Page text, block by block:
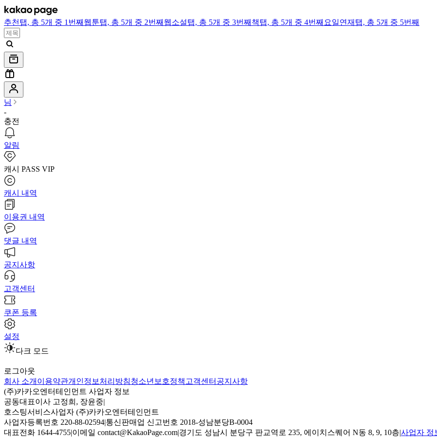
추천 탭, 총 5개 중 1번째 웹툰탭, 총 5개 중 2번째 웹소설탭, 총 5개 중 3번째 책탭, 총 5개 중 4번째 요일연재 탭, 총 5개 중 5번째
님
-
충전
알림
캐시 PASS VIP
캐시 내역
이용권 내역
댓글 내역
공지사항
고객센터
쿠폰 등록
설정
다크 모드
로그아웃
회사 소개 이용약관개인정보처리방침청소년보호정책 고객센터 공지사항
(주)카카오엔터테인먼트 사업자 정보
공동대표이사 고정희, 장윤중|
호스팅서비스사업자 (주)카카오엔터테인먼트
사업자등록번호 220-88-02594|통신판매업 신고번호 2018-성남분당B-0004
대표전화 1644-4755|이메일 contact@KakaoPage.com|경기도 성남시 분당구 판교역로 235, 에이치스퀘어 N동 8, 9, 10층|사업자 정